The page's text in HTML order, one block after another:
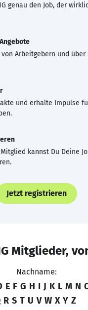
genau den Job, der
Arbeitgebern und über
und erhalte Impulse
kannst Du Deine
Jetzt registrieren
Mitglieder,
Nachname:
E F G H I J K L M N
R S T U V W X Y Z